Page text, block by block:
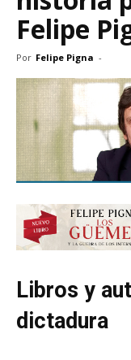
Felipe
Por Felipe Pigna -
Libros y
dictadura